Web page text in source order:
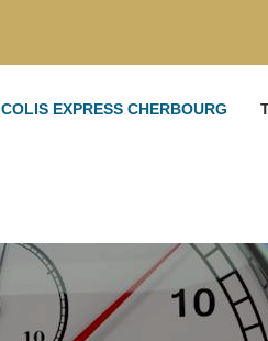
COLIS EXPRESS CHERBOURG